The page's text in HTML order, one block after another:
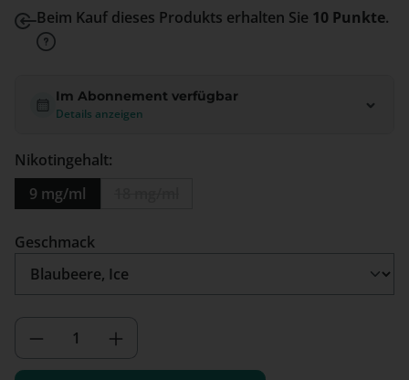
Beim Kauf dieses Produkts erhalten Sie 10 Punkte.
Im Abonnement verfügbar
Details anzeigen
Nikotingehalt:
9 mg/ml
Geschmack
Produkt Anzahl: Gib den